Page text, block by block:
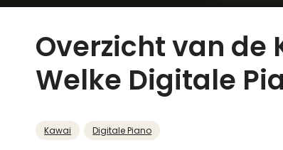
Overzicht van de
Welke Digitale
Kawai Digitale Piano